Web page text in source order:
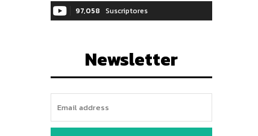
97,058 Suscriptores
Newsletter